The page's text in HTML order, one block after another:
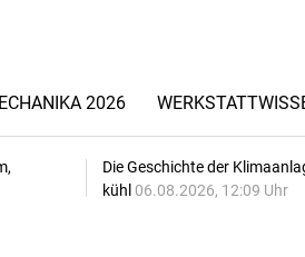
2026
Die Geschichte der
kühl 06.08.2026, 12:09 Uhr